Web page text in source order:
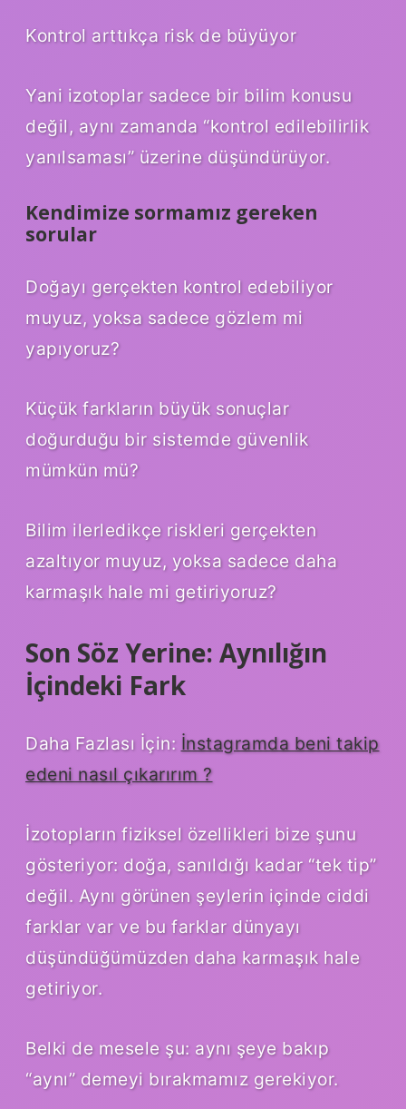
Kontrol arttıkça risk de büyüyor
Yani izotoplar sadece bir bilim konusu
değil, aynı zamanda “kontrol edilebilirlik
yanılsaması” üzerine düşündürüyor.
Kendimize sormamız gereken
sorular
Doğayı gerçekten kontrol edebiliyor
muyuz, yoksa sadece gözlem mi
yapıyoruz?
Küçük farkların büyük sonuçlar
doğurduğu bir sistemde güvenlik
mümkün mü?
Bilim ilerledikçe riskleri gerçekten
azaltıyor muyuz, yoksa sadece daha
karmaşık hale mi getiriyoruz?
Son Söz Yerine: Aynılığın
İçindeki Fark
Daha Fazlası İçin: İnstagramda beni takip
edeni nasıl çıkarırım ?
İzotopların fiziksel özellikleri bize şunu
gösteriyor: doğa, sanıldığı kadar “tek tip”
değil. Aynı görünen şeylerin içinde ciddi
farklar var ve bu farklar dünyayı
düşündüğümüzden daha karmaşık hale
getiriyor.
Belki de mesele şu: aynı şeye bakıp
“aynı” demeyi bırakmamız gerekiyor.